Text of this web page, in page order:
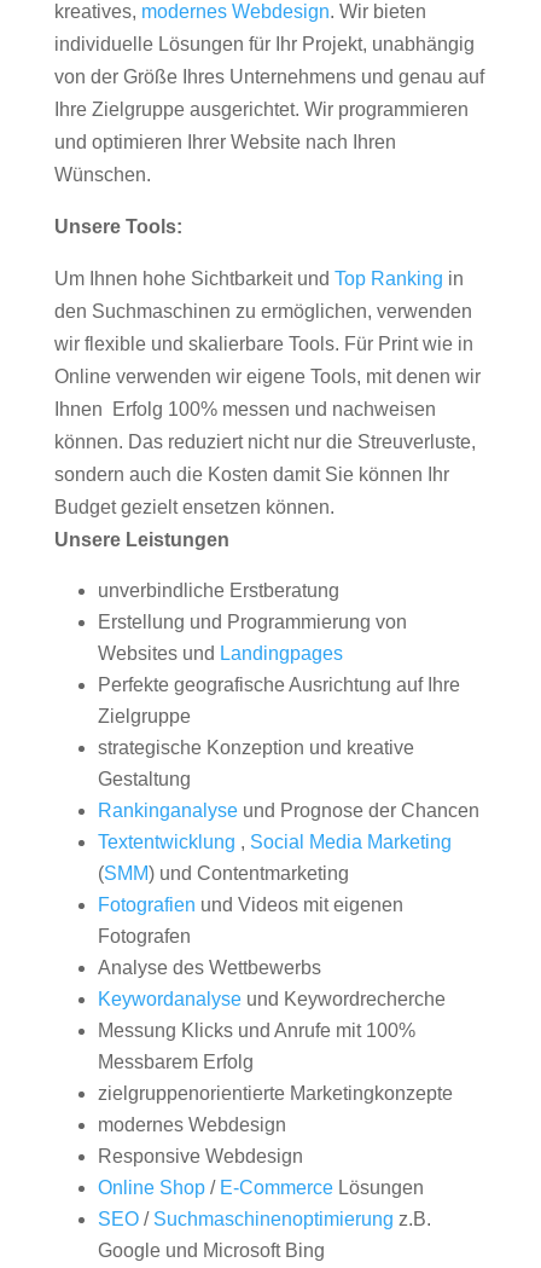
kreatives, modernes Webdesign. Wir bieten
individuelle Lösungen für Ihr Projekt, unabhängig
von der Größe Ihres Unternehmens und genau auf
Ihre Zielgruppe ausgerichtet. Wir programmieren
und optimieren Ihrer Website nach Ihren
Wünschen.
Unsere Tools:
Um Ihnen hohe Sichtbarkeit und Top Ranking in
den Suchmaschinen zu ermöglichen, verwenden
wir flexible und skalierbare Tools. Für Print wie in
Online verwenden wir eigene Tools, mit denen wir
Ihnen Erfolg 100% messen und nachweisen
können. Das reduziert nicht nur die Streuverluste,
sondern auch die Kosten damit Sie können Ihr
Budget gezielt ensetzen können.
Unsere Leistungen
unverbindliche Erstberatung
Erstellung und Programmierung von
Websites und Landingpages
Perfekte geografische Ausrichtung auf Ihre
Zielgruppe
strategische Konzeption und kreative
Gestaltung
Rankinganalyseund Prognose der Chancen
Textentwicklung , Social Media Marketing
(SMM) und Contentmarketing
Fotografien und Videos mit eigenen
Fotografen
Analyse des Wettbewerbs
Keywordanalyseund Keywordrecherche
Messung Klicks und Anrufe mit 100%
Messbarem Erfolg
zielgruppenorientierte Marketingkonzepte
modernes Webdesign
Responsive Webdesign
Online Shop/ E-CommerceLösungen
SEO/ Suchmaschinenoptimierung z.B.
Google und Microsoft Bing